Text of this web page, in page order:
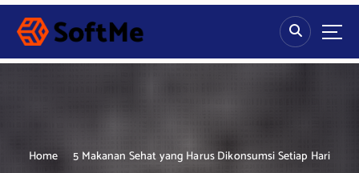
S
p
Home 5 Makanan Sehat yang Harus Dikonsumsi Setiap Hari